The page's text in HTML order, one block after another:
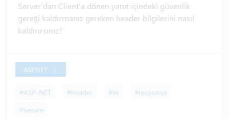
Server'dan Client'a dönen yanıt içindeki güvenlik
gereği kaldırmanız gereken header bilgilerini nasıl
kaldırırsınız?
ASP.NET
#ASP-NET #header #iis
#response
#secure